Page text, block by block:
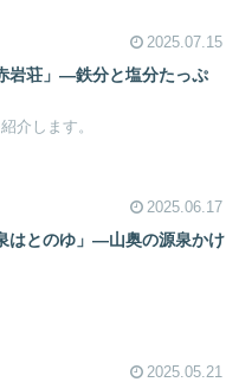
2025.07.15
岩荘」—鉄分と塩分たっぷ
介します。
2025.06.17
はとのゆ」—山奥の源泉かけ
2025.05.21